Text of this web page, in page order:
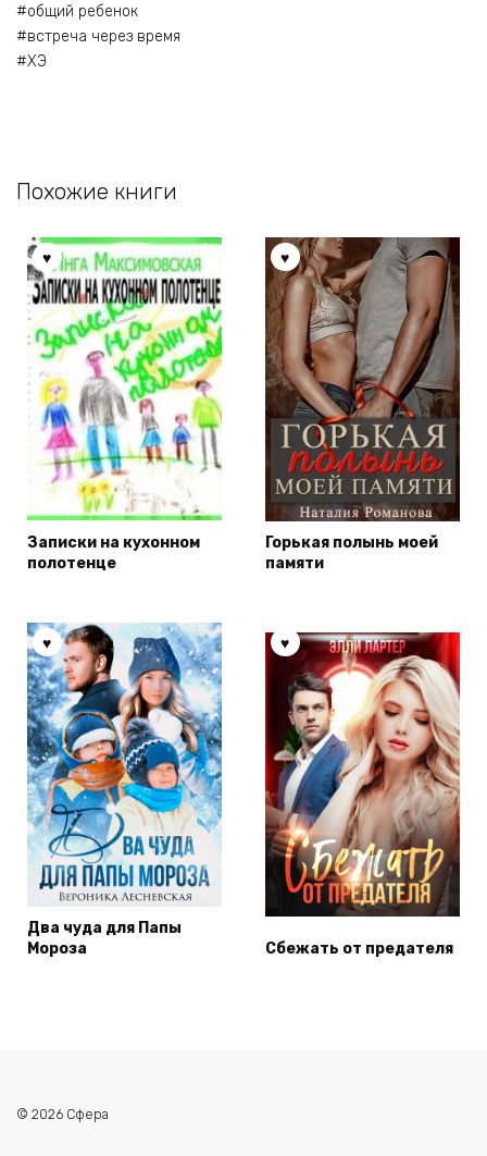
#общий ребенок
#встреча через время
#ХЭ
Похожие книги
Записки на кухонном
полотенце
Горькая полынь моей
памяти
Два чуда для Папы
Мороза
Сбежать от предателя
© 2026 Сфера